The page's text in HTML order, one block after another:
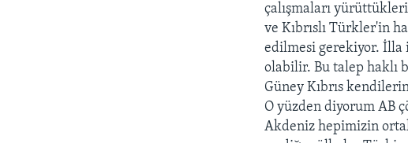
çalışmaları
ve Kıbrıslı Türkler'in
edilmesi gerekiyor. İlla
olabilir. Bu talep haklı
Güney Kıbrıs
O yüzden diyorum AB
Akdeniz hepimizin